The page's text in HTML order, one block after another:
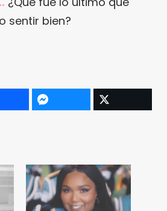
sentir bien?